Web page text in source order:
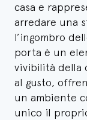
casa e
arredare una
l’ingombro
porta è un
vivibilità della
al gusto,
un ambiente
unico il